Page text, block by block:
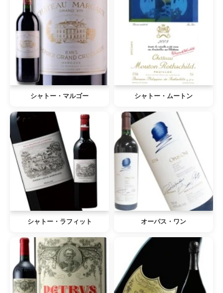
シャトー・マルゴー シャトー・ムートン
シャトー・ラフィット オーパス・ワン